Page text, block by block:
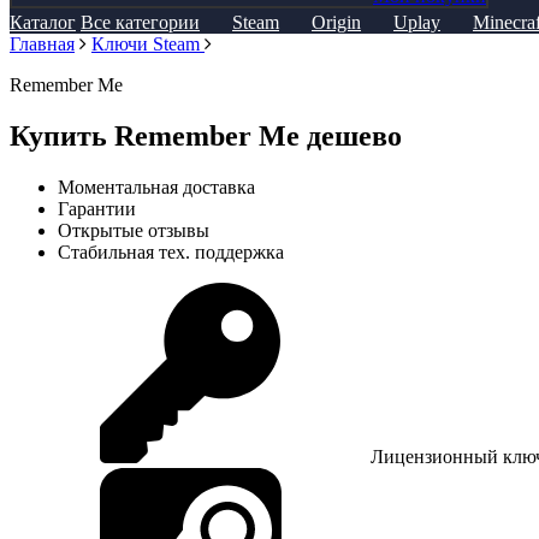
Каталог Все категории Steam Origin Uplay
Главная
Ключи Steam
Remember Me
Купить Remember Me дешево
Моментальная доставка
Гарантии
Открытые отзывы
Стабильная тех. поддержка
Лицензионный